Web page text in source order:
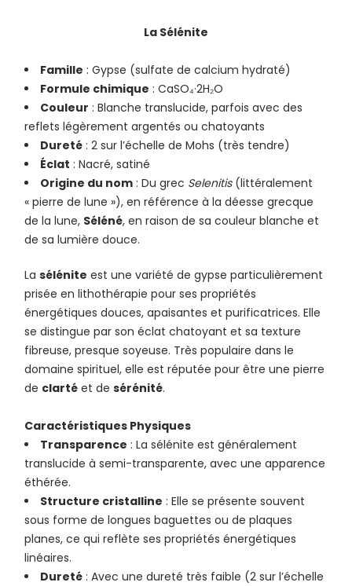
La Sélénite
Famille : Gypse (sulfate de calcium hydraté)
Formule chimique : CaSO₄·2H₂O
Couleur : Blanche translucide, parfois avec des
reflets légèrement argentés ou chatoyants
Dureté : 2 sur l’échelle de Mohs (très tendre)
Éclat : Nacré, satiné
Origine du nom : Du grec Selenitis(littéralement
« pierre de lune »), en référence à la déesse grecque
de la lune, Séléné, en raison de sa couleur blanche et
de sa lumière douce.
Lasélénite est une variété de gypse particulièrement
prisée en lithothérapie pour ses propriétés
énergétiques douces, apaisantes et purificatrices. Elle
se distingue par son éclat chatoyant et sa texture
fibreuse, presque soyeuse. Très populaire dans le
domaine spirituel, elle est réputée pour être une pierre
de clarté et desérénité.
Caractéristiques Physiques
Transparence : La sélénite est généralement
translucide à semi-transparente, avec une apparence
éthérée.
Structure cristalline : Elle se présente souvent
sous forme de longues baguettes ou de plaques
planes, ce qui reflète ses propriétés énergétiques
linéaires.
Dureté : Avec une dureté très faible (2 sur l’échelle